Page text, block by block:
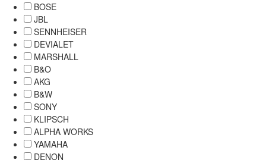
BOSE
JBL
SENNHEISER
DEVIALET
MARSHALL
B&O
AKG
B&W
SONY
KLIPSCH
ALPHA WORKS
YAMAHA
DENON